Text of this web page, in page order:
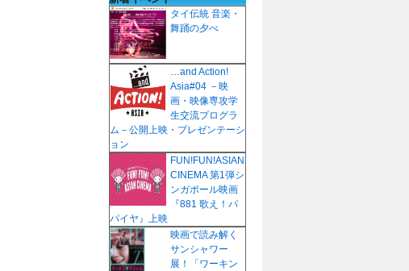
タイ伝統 音楽・
舞踊の夕べ
…and Action!
Asia#04 －映
画・映像専攻学
生交流プログラ
ム－公開上映・プレゼンテーシ
ョン
FUN!FUN!ASIAN
CINEMA 第1弾シ
ンガポール映画
『881 歌え！パ
パイヤ』上映
映画で読み解く
サンシャワー
展！「ワーキン